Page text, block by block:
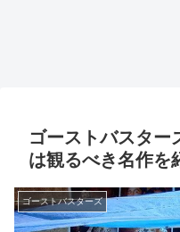
ゴーストバスター
は観るべき名作を
ゴーストバスターズ